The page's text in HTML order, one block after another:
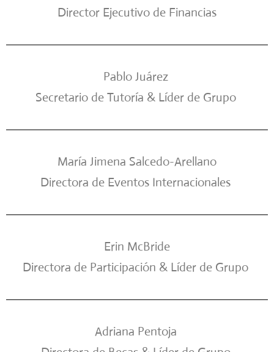
Director Ejecutivo de Financias
Pablo Juárez
Secretario de Tutoría & Líder de Grupo
María Jimena Salcedo-Arellano
Directora de Eventos Internacionales
Erin McBride
Directora de Participación & Líder de Grupo
Adriana Pentoja